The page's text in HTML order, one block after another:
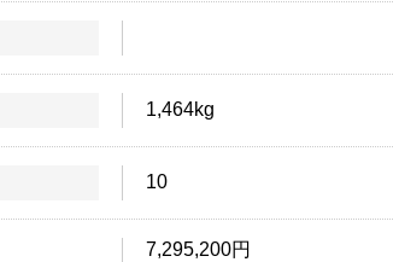
1,464kg
10
7,295,200円